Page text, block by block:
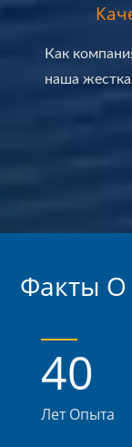
Как
наша
Факты
40
Лет Опыта